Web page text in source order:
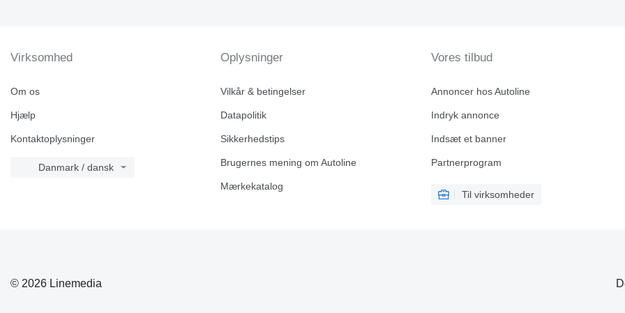
Virksomhed
Om os
Hjælp
Kontaktoplysninger
Danmark / dansk
Oplysninger
Vilkår & betingelser
Datapolitik
Sikkerhedstips
Brugernes mening om Autoline
Mærkekatalog
Vores tilbud
Annoncer hos Autoline
Indryk annonce
Indsæt et banner
Partnerprogram
Til virksomheder
© 2026 Linemedia